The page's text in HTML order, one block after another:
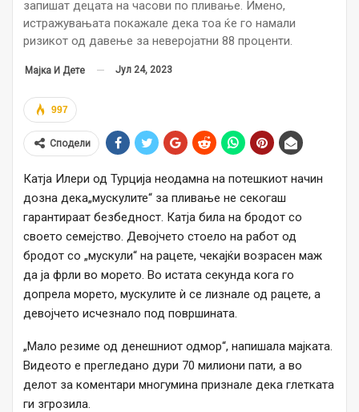
запишат децата на часови по пливање. Имено,
истражувањата покажале дека тоа ќе го намали
ризикот од давење за неверојатни 88 проценти.
Мајка И Дете Јул 24, 2023
997
Сподели
Катја Илери од Турција неодамна на потешкиот начин
дозна дека„мускулите“ за пливање не секогаш
гарантираат безбедност. Катја била на бродот со
своето семејство. Девојчето стоело на работ од
бродот со „мускули“ на рацете, чекајќи возрасен маж
да ја фрли во морето. Во истата секунда кога го
допрела морето, мускулите ѝ се лизнале од рацете, а
девојчето исчезнало под површината.
„Мало резиме од денешниот одмор“, напишала мајката.
Видеото е прегледано дури 70 милиони пати, а во
делот за коментари многумина признале дека глетката
ги згрозила.